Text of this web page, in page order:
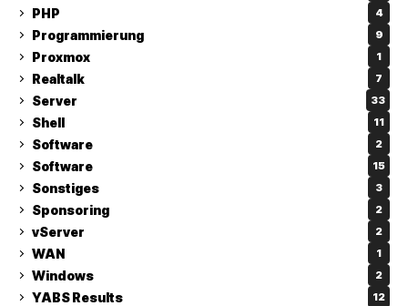
PHP 4
Programmierung 9
Proxmox 1
Realtalk 7
Server 33
Shell 11
Software 2
Software 15
Sonstiges 3
Sponsoring 2
vServer 2
WAN 1
Windows 2
YABS Results 12